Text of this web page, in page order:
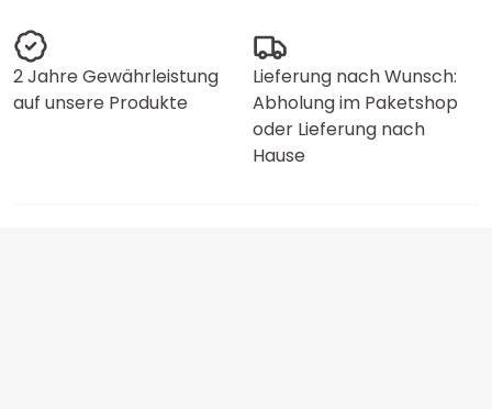
2 Jahre Gewährleistung
auf unsere Produkte
Lieferung nach Wunsch:
Abholung im Paketshop
oder Lieferung nach
Hause